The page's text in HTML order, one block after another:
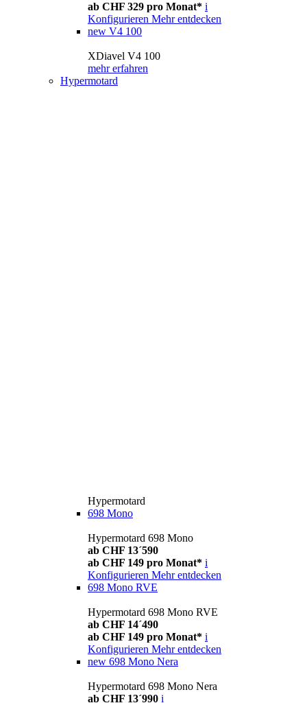
ab CHF 329 pro Monat* i
Konfigurieren Mehr entdecken
new V4 100
XDiavel V4 100
mehr erfahren
Hypermotard
Hypermotard
698 Mono
Hypermotard 698 Mono
ab CHF 13´590
ab CHF 149 pro Monat* i
Konfigurieren Mehr entdecken
698 Mono RVE
Hypermotard 698 Mono RVE
ab CHF 14´490
ab CHF 149 pro Monat* i
Konfigurieren Mehr entdecken
new 698 Mono Nera
Hypermotard 698 Mono Nera
ab CHF 13´990 i